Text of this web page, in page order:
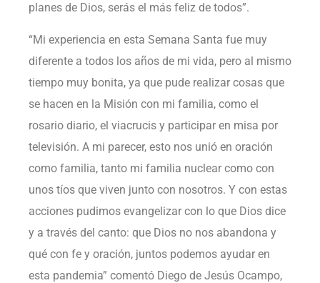
planes de Dios, serás el más feliz de todos”.
“Mi experiencia en esta Semana Santa fue muy
diferente a todos los años de mi vida, pero al mismo
tiempo muy bonita, ya que pude realizar cosas que
se hacen en la Misión con mi familia, como el
rosario diario, el viacrucis y participar en misa por
televisión. A mi parecer, esto nos unió en oración
como familia, tanto mi familia nuclear como con
unos tíos que viven junto con nosotros. Y con estas
acciones pudimos evangelizar con lo que Dios dice
y a través del canto: que Dios no nos abandona y
qué con fe y oración, juntos podemos ayudar en
esta pandemia” comentó Diego de Jesús Ocampo,